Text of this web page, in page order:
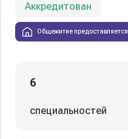
Аккредитован
Общежитие предоставляется
6
специальностей